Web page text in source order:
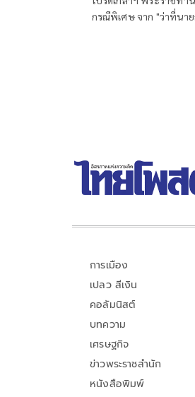
กรณีพิเศษ จาก "ว่าที่นาย
การเมือง
เปลว สีเงิน
คอลัมนิสต์
บทความ
เศรษฐกิจ
ข่าวพระราชสำนัก
หนังสือพิมพ์